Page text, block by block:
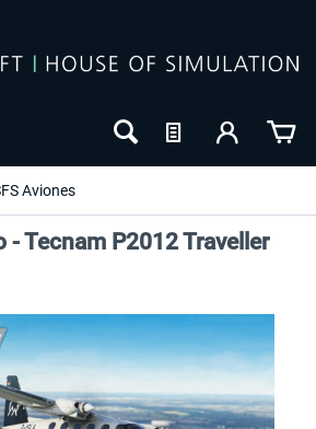
Aviones
- Tecnam P2012 Traveller